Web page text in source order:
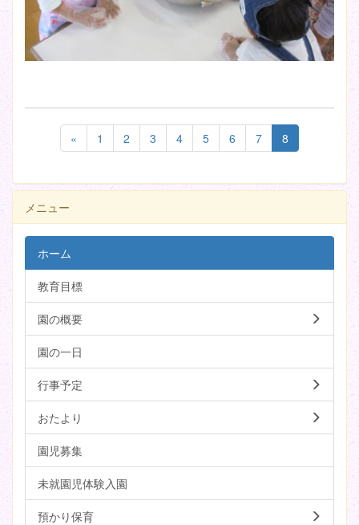
« 1 2 3 4 5 6 7 8
メニュー
ホーム
教育目標
園の概要
園の一日
行事予定
おたより
園児募集
未就園児体験入園
預かり保育